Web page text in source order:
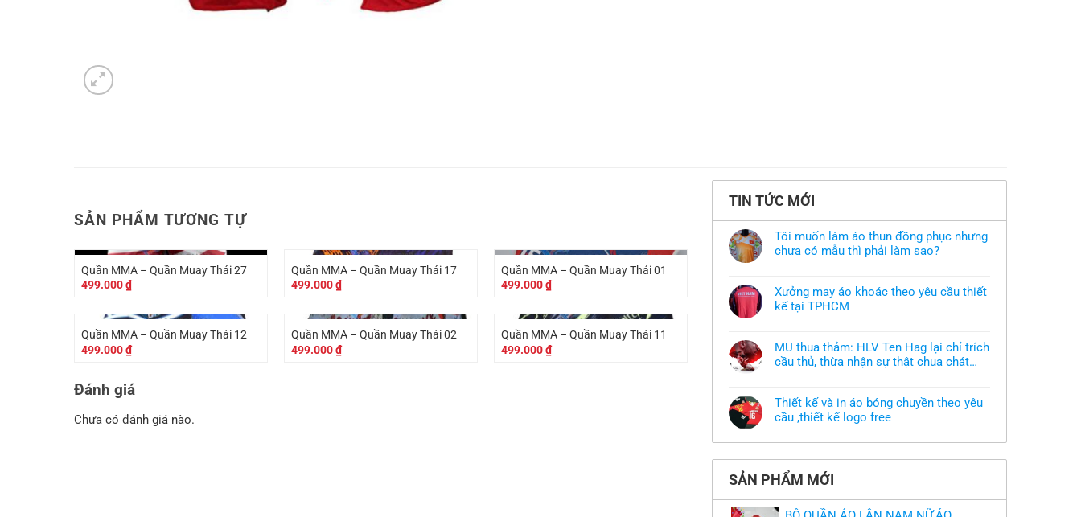
SẢN PHẨM TƯƠNG TỰ
Quần MMA – Quần Muay Thái 27
499.000₫
Quần MMA – Quần Muay Thái 17
499.000₫
Quần MMA – Quần Muay Thái 01
499.000₫
Quần MMA – Quần Muay Thái 12
499.000₫
Quần MMA – Quần Muay Thái 02
499.000₫
Quần MMA – Quần Muay Thái 11
499.000₫
Đánh giá
Chưa có đánh giá nào.
TIN TỨC MỚI
Tôi muốn làm áo thun đồng phục nhưng
chưa có mẫu thì phải làm sao?
bình
luận
ở
áo
thun
đồng
có
mẫu
thì
Xưởng may áo khoác theo yêu cầu thiết
kế tại TPHCM
bình
luận
ở
khoác
theo
yêu
MU thua thảm: HLV Ten Hag lại chỉ trích
cầu thủ, thừa nhận sự thật chua chát
bình
luận
ở
thảm:
Hag
lại
trích
cầu
Thiết kế và in áo bóng chuyền theo yêu
cầu ,thiết kế logo free
có
luận
Thiết
và
in
SẢN PHẨM MỚI